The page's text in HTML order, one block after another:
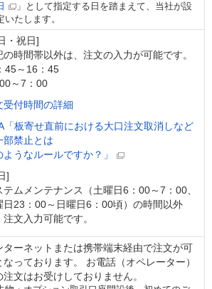
」として指定する日を踏まえて、当社が設
いたします。
・祝日]
の時間帯以外は、注文の入力が可能です。
45～16：45
～7：00
受付時間の詳細
「板寄せ直前における大口注文取消しなど
部禁止とは
ようなルールですか？」
]
テムメンテナンス（土曜日6：00～7：00、
日23：00～日曜日6：00頃）の時間以外
注文入力可能です。
ターネットまたは携帯端末経由で注文が可
なっております。 お電話（オペレーター）
注文はお受けしておりません。